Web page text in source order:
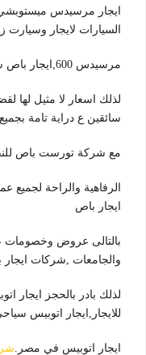
السيارات لايجار
مرسيدس 600,ايجار باص سياحى.
لذلك اسعار لا مثيل لها
سائقين ع دراية تامة
مع شركة تورست باص
الرفاهية والراحة لجميع
ايجار باص
بالتالى عروض وخصومات
والجامعات ,شركات
لذلك بادر بالحجز ايجار
للايجار,ايجار اتوبيس
ايجار اتوبيس في مصر.